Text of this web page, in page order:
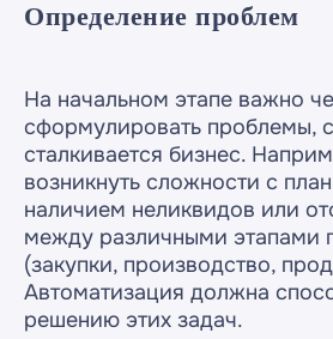
Определение проблем
На начальном этапе важно
сформулировать проблемы,
сталкивается бизнес.
возникнуть сложности с
наличием неликвидов или
между различными этапами
(закупки, производство,
Автоматизация должна
решению этих задач.